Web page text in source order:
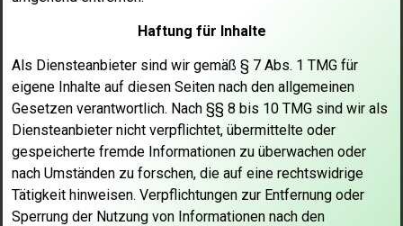
Haftung für Inhalte
Als Diensteanbieter sind wir gemäß § 7 Abs. 1 TMG für
eigene Inhalte auf diesen Seiten nach den allgemeinen
Gesetzen verantwortlich. Nach §§ 8 bis 10 TMG sind wir als
Diensteanbieter nicht verpflichtet, übermittelte oder
gespeicherte fremde Informationen zu überwachen oder
nach Umständen zu forschen, die auf eine rechtswidrige
Tätigkeit hinweisen. Verpflichtungen zur Entfernung oder
Sperrung der Nutzung von Informationen nach den